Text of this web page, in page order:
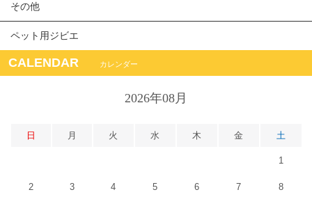
その他
ペット用ジビエ
CALENDAR カレンダー
2026年08月
日 月 火 水 木 金 土
1
2 3 4 5 6 7 8